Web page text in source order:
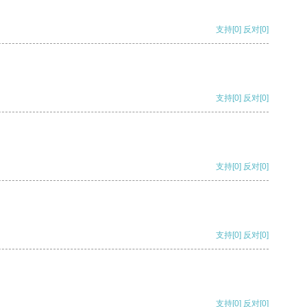
支持[0] 反对[0]
支持[0] 反对[0]
支持[0] 反对[0]
支持[0] 反对[0]
支持[0] 反对[0]